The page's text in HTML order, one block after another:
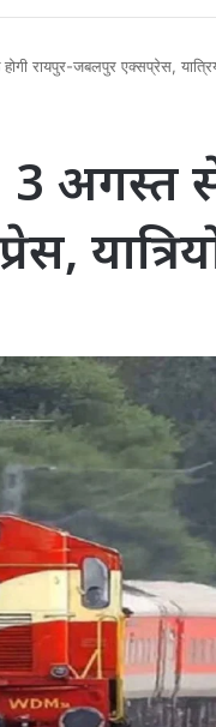
रायपुर-जबलपुर एक्सप्रेस,
अगस्त से